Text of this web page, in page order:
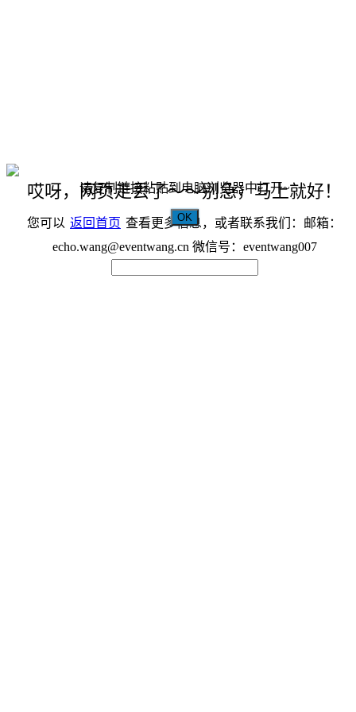
哎呀，网页走丢了～～别急，马上就好！
您可以 返回首页 查看更多信息，或者联系我们：邮箱：
echo.wang@eventwang.cn 微信号：eventwang007
请复制链接粘贴到电脑浏览器中打开~
OK